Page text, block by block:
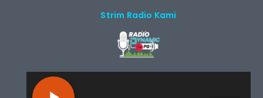
Strim Radio Kami